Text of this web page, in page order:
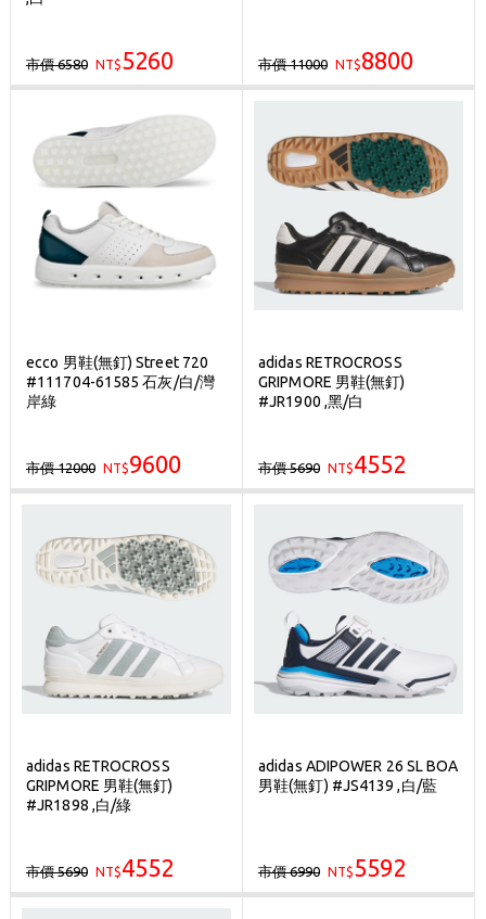
市價 6580 NT$5260 市價 11000 NT$8800
ecco 男鞋(無釘) Street 720
#111704-61585 石灰/白/灣
岸綠
市價 12000 NT$9600
adidas RETROCROSS
GRIPMORE 男鞋(無釘)
#JR1900 ,黑/白
市價 5690 NT$4552
adidas RETROCROSS
GRIPMORE 男鞋(無釘)
#JR1898 ,白/綠
市價 5690 NT$4552
adidas ADIPOWER 26 SL BOA
男鞋(無釘) #JS4139 ,白/藍
市價 6990 NT$5592